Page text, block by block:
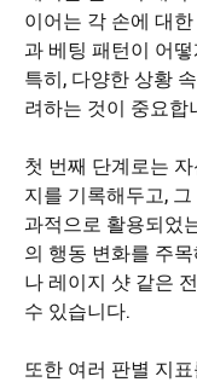
이어는 각 손에 대
과 베팅 패턴이 어
특히, 다양한 상황
려하는 것이 중요합
첫 번째 단계로는
지를 기록해두고,
과적으로 활용되었
의 행동 변화를 주
나 레이지 샷 같은
수 있습니다.
또한 여러 판별 지